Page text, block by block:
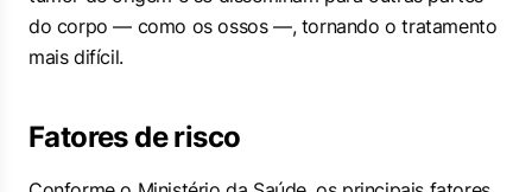
do corpo — como os ossos —, tornando o tratamento
mais difícil.
Fatores de risco